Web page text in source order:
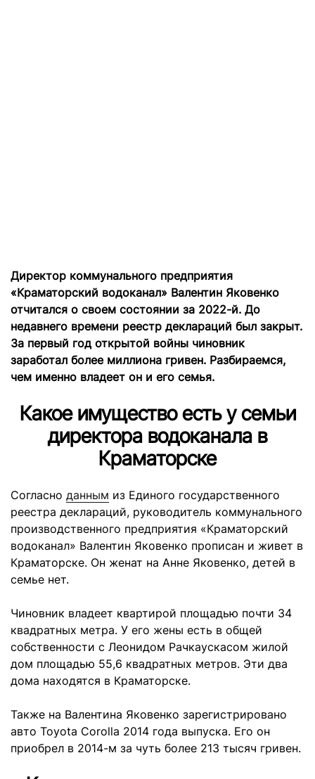
Директор коммунального предприятия
«Краматорский водоканал» Валентин Яковенко
отчитался о своем состоянии за 2022-й. До
недавнего времени реестр деклараций был закрыт.
За первый год открытой войны чиновник
заработал более миллиона гривен. Разбираемся,
чем именно владеет он и его семья.
Какое имущество есть у семьи
директора водоканала в
Краматорске
Согласно данным из Единого государственного
реестра деклараций, руководитель коммунального
производственного предприятия «Краматорский
водоканал» Валентин Яковенко прописан и живет в
Краматорске. Он женат на Анне Яковенко, детей в
семье нет.
Чиновник владеет квартирой площадью почти 34
квадратных метра. У его жены есть в общей
собственности с Леонидом Рачкаускасом жилой
дом площадью 55,6 квадратных метров. Эти два
дома находятся в Краматорске.
Также на Валентина Яковенко зарегистрировано
авто Toyota Corolla 2014 года выпуска. Его он
приобрел в 2014-м за чуть более 213 тысяч гривен.